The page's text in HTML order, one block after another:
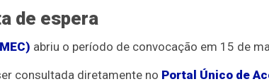
de espera
abriu o período de convocação em 15 de
consultada diretamente no Portal Único de